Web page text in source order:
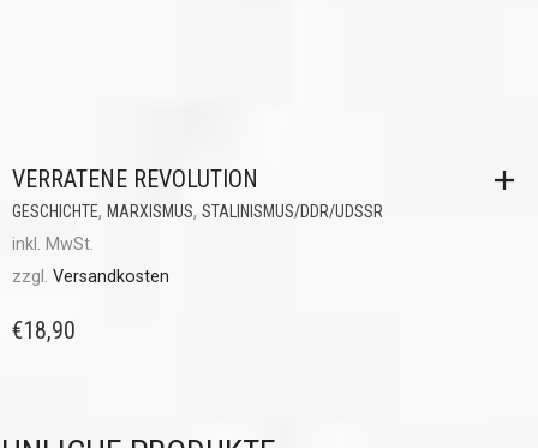
VERRATENE REVOLUTION
GESCHICHTE, MARXISMUS, STALINISMUS/DDR/UDSSR
inkl. MwSt.
zzgl. Versandkosten
€18,90